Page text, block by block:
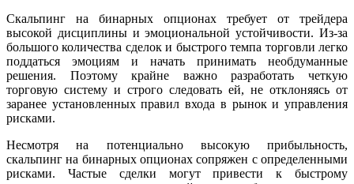
Скальпинг на бинарных опционах требует от трейдера
высокой дисциплины и эмоциональной устойчивости. Из-за
большого количества сделок и быстрого темпа торговли легко
поддаться эмоциям и начать принимать необдуманные
решения. Поэтому крайне важно разработать четкую
торговую систему и строго следовать ей, не отклоняясь от
заранее установленных правил входа в рынок и управления
рисками.
Несмотря на потенциально высокую прибыльность,
скальпинг на бинарных опционах сопряжен с определенными
рисками. Частые сделки могут привести к быстрому